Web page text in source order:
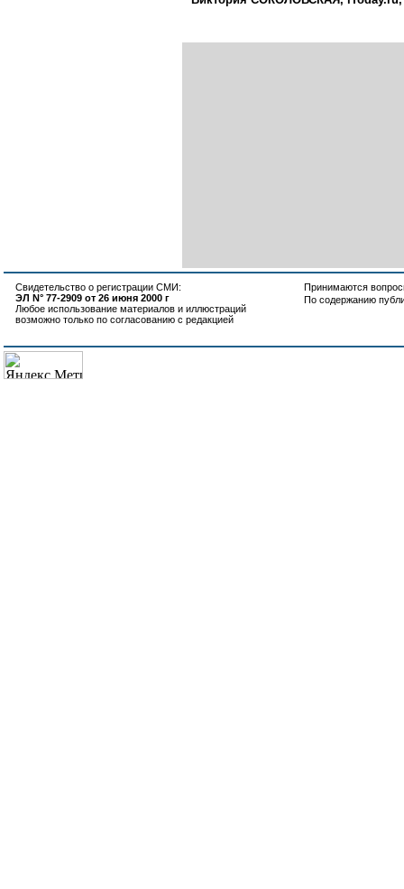
Свидетельство о регистрации СМИ:
ЭЛ N° 77-2909 от 26 июня 2000 г
Любое использование материалов и иллюстраций
возможно только по согласованию с редакцией
Принимаются
По содержанию